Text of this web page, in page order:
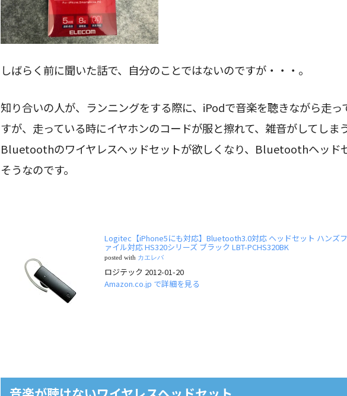
しばらく前に聞いた話で、自分のことではないのですが・・・。
知り合いの人が、ランニングをする際に、iPodで音楽を聴きながら走っ
すが、走っている時にイヤホンのコードが服と擦れて、雑音がしてしま
Bluetoothのワイヤレスヘッドセットが欲しくなり、Bluetoothヘッド
そうなのです。
Logitec【iPhone5にも対応】Bluetooth3.0対応 ヘッドセット ハンズ
ァイル対応 HS320シリーズ ブラック LBT-PCHS320BK
posted with カエレバ
ロジテック 2012-01-20
Amazon.co.jp で詳細を見る